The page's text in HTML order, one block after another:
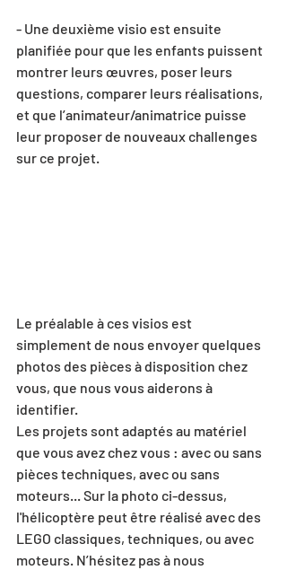
- Une deuxième visio est ensuite
planifiée pour que les enfants puissent
montrer leurs œuvres, poser leurs
questions, comparer leurs réalisations,
et que l’animateur/animatrice puisse
leur proposer de nouveaux challenges
sur ce projet.
Le préalable à ces visios est
simplement de nous envoyer quelques
photos des pièces à disposition chez
vous, que nous vous aiderons à
identifier.
Les projets sont adaptés au matériel
que vous avez chez vous : avec ou sans
pièces techniques, avec ou sans
moteurs... Sur la photo ci-dessus,
l'hélicoptère peut être réalisé avec des
LEGO classiques, techniques, ou avec
moteurs. N’hésitez pas à nous